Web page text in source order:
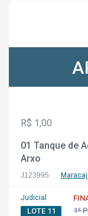
R$ 1,00
01 Tanque de
Arxo
J123995
Judicial
LOTE 11
1ª